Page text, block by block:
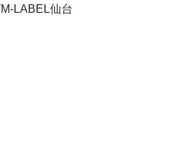
LABEL仙台